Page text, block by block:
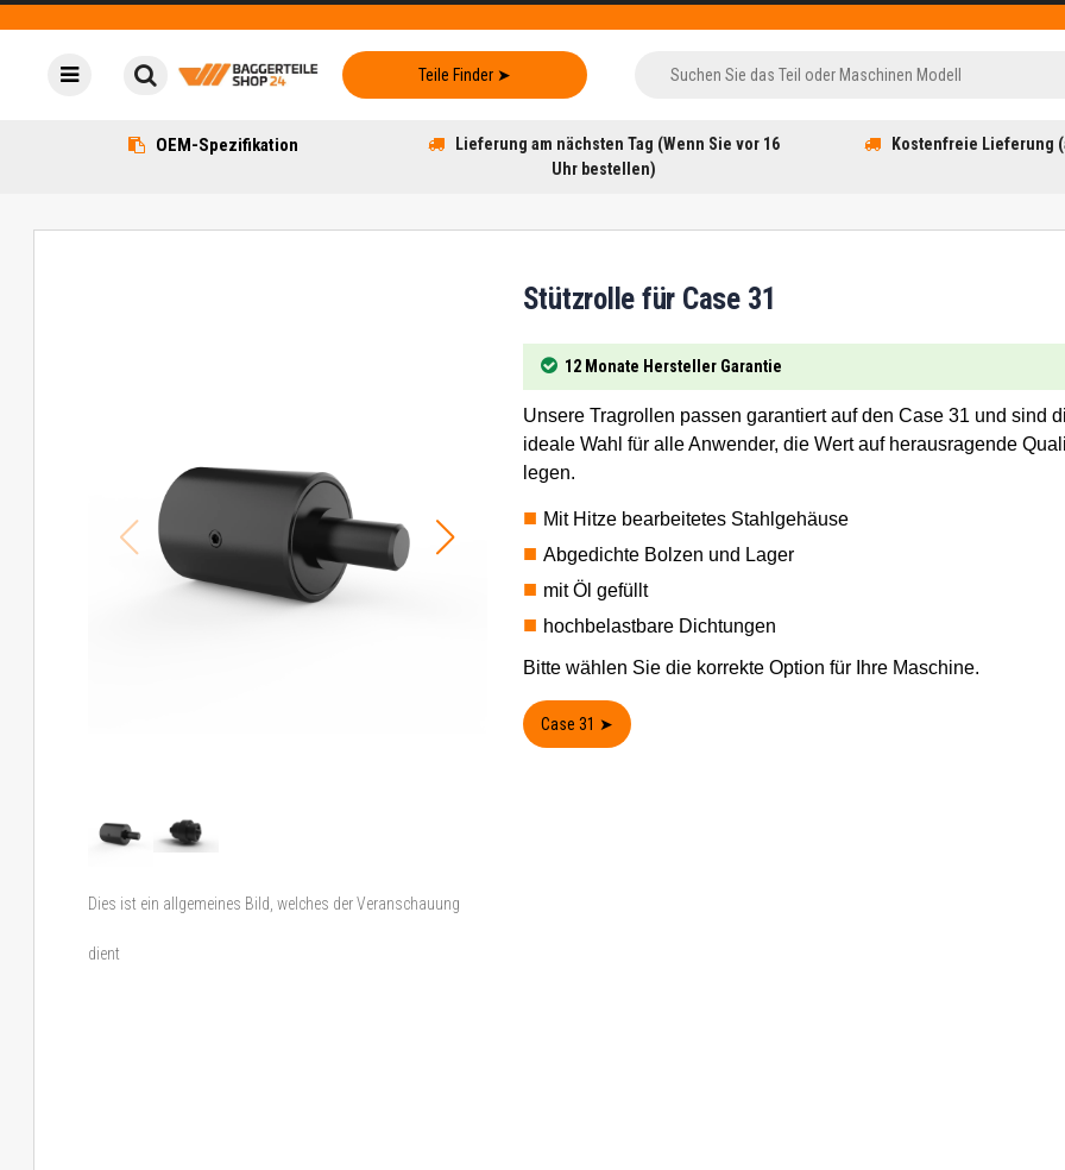
OEM-Spezifikation
Lieferung am nächsten Tag (Wenn Sie vor 16
Uhr bestellen)
Kostenfreie Lieferung
Dies ist ein allgemeines Bild, welches der Veranschauung
dient
Stützrolle für Case 31
12 Monate Hersteller Garantie
Unsere Tragrollen passen garantiert auf den Case 31 und sind
ideale Wahl für alle Anwender, die Wert auf herausragende
legen.
Mit Hitze bearbeitetes Stahlgehäuse
Abgedichte Bolzen und Lager
mit Öl gefüllt
hochbelastbare Dichtungen
Bitte wählen Sie die korrekte Option für Ihre Maschine.
Case 31 ➤